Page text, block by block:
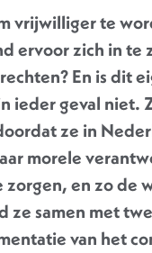
vrijwilliger te
ervoor zich in
En is dit
ieder geval niet.
ze in
morele
zorgen, en zo de
ze samen met
van het